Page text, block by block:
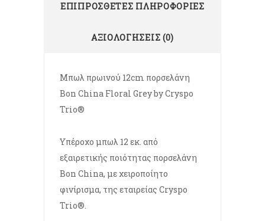
ΕΠΙΠΡΌΣΘΕΤΕΣ ΠΛΗΡΟΦΟΡΊΕΣ
ΑΞΙΟΛΟΓΉΣΕΙΣ (0)
Μπωλ πρωινού 12cm πορσελάνη
Bon China Floral Grey by Cryspo
Trio®
Υπέροχο μπωλ 12 εκ. από
εξαιρετικής ποιότητας πορσελάνη
Bon China, με χειροποίητο
φινίρισμα, της εταιρείας Cryspo
Trio®.